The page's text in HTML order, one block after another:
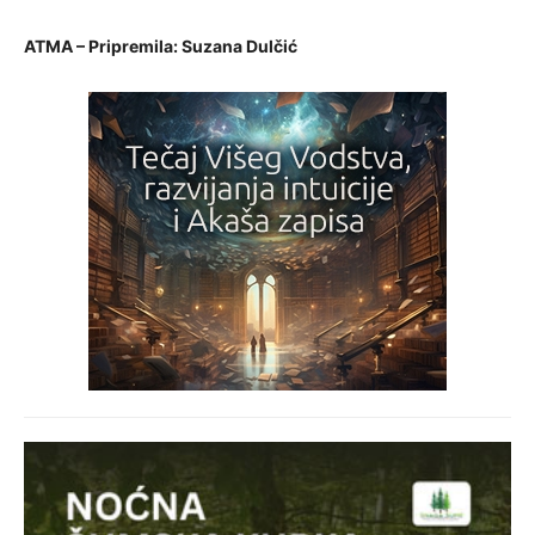
ATMA – Pripremila: Suzana Dulčić